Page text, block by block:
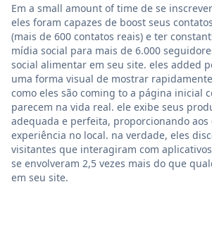
Em a small amount of time de se
eles foram capazes de boost seus
(mais de 600 contatos reais) e ter
mídia social para mais de 6.000
social alimentar em seu site. eles added
uma forma visual de mostrar
como eles são coming to a página inicial
parecem na vida real. ele exibe seus
adequada e perfeita, proporcionando
experiência no local. na verdade, eles
visitantes que interagiram com
se envolveram 2,5 vezes mais do que
em seu site.